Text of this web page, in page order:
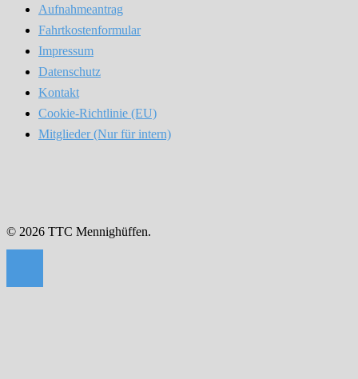
Aufnahmeantrag
Fahrtkostenformular
Impressum
Datenschutz
Kontakt
Cookie-Richtlinie (EU)
Mitglieder (Nur für intern)
© 2026 TTC Mennighüffen.